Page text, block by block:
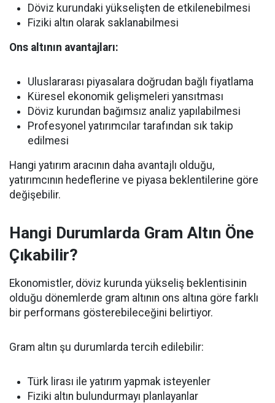
Döviz kurundaki yükselişten de etkilenebilmesi
Fiziki altın olarak saklanabilmesi
Ons altının avantajları:
Uluslararası piyasalara doğrudan bağlı fiyatlama
Küresel ekonomik gelişmeleri yansıtması
Döviz kurundan bağımsız analiz yapılabilmesi
Profesyonel yatırımcılar tarafından sık takip
edilmesi
Hangi yatırım aracının daha avantajlı olduğu,
yatırımcının hedeflerine ve piyasa beklentilerine göre
değişebilir.
Hangi Durumlarda Gram Altın Öne
Çıkabilir?
Ekonomistler, döviz kurunda yükseliş beklentisinin
olduğu dönemlerde gram altının ons altına göre farklı
bir performans gösterebileceğini belirtiyor.
Gram altın şu durumlarda tercih edilebilir:
Türk lirası ile yatırım yapmak isteyenler
Fiziki altın bulundurmayı planlayanlar